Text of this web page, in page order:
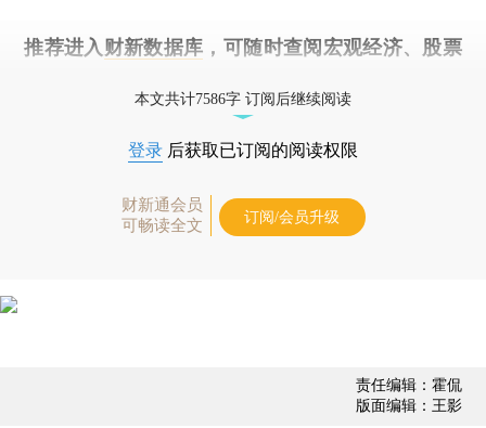
推荐进入 财新数据库 ，可随时查阅宏观经济、股票
本文共计7586字 订阅后继续阅读
登录 后获取已订阅的阅读权限
财新通会员
可畅读全文
订阅/会员升级
责任编辑：霍侃
版面编辑：王影